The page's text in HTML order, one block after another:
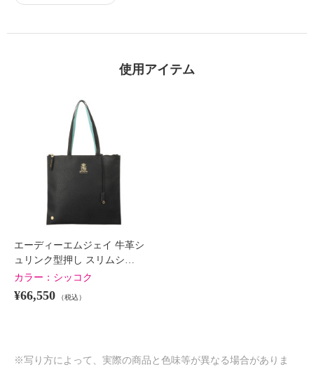
使用アイテム
エーディーエムジェイ 牛革シ
ュリンク型押し スリムシ…
カラー： シッコク
¥66,550 （税込）
※写り方によって、実際の商品と色味等が異なる場合がありま